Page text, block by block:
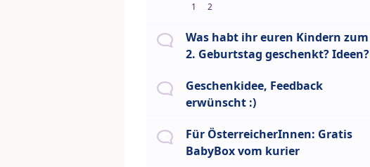
1 2
Was habt ihr euren Kindern zum
2. Geburtstag geschenkt? Ideen?
Geschenkidee, Feedback
erwünscht :)
Für ÖsterreicherInnen: Gratis
BabyBox vom kurier